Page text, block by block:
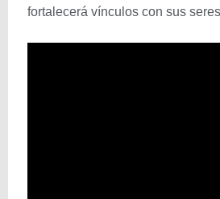
fortalecerá vínculos con sus